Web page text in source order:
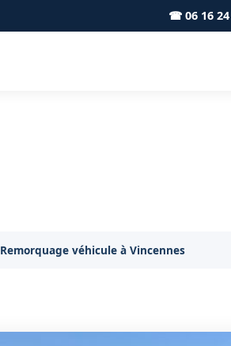
☎ 06 16 24
Remorquage véhicule à Vincennes